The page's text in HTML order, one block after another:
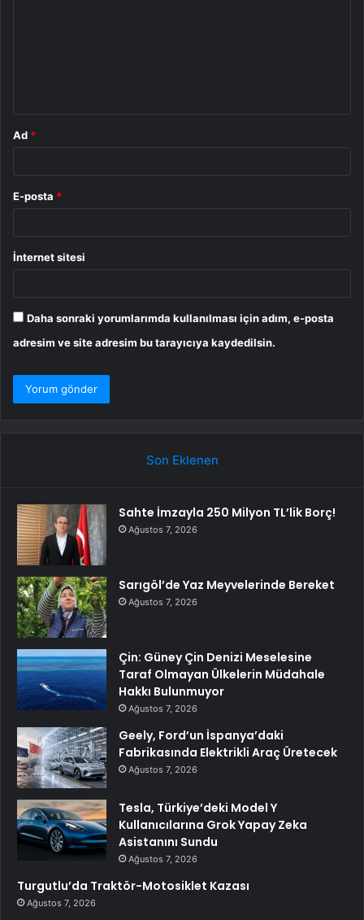
Ad *
E-posta *
İnternet sitesi
Daha sonraki yorumlarımda kullanılması için adım, e-posta
adresim ve site adresim bu tarayıcıya kaydedilsin.
Son Eklenen
Sahte İmzayla 250 Milyon TL’lik Borç!
Ağustos 7, 2026
Sarıgöl’de Yaz Meyvelerinde Bereket
Ağustos 7, 2026
Çin: Güney Çin Denizi Meselesine
Taraf Olmayan Ülkelerin Müdahale
Hakkı Bulunmuyor
Ağustos 7, 2026
Geely, Ford’un İspanya’daki
Fabrikasında Elektrikli Araç Üretecek
Ağustos 7, 2026
Tesla, Türkiye’deki Model Y
Kullanıcılarına Grok Yapay Zeka
Asistanını Sundu
Ağustos 7, 2026
Turgutlu’da Traktör-Motosiklet Kazası
Ağustos 7, 2026